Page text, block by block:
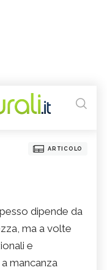
ARTICOLO
dipende da
ma a volte
e
mancanza